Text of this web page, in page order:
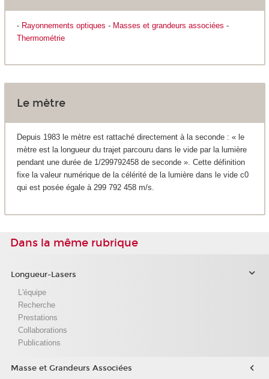
- Rayonnements optiques - Masses et grandeurs associées -
Thermométrie
Le mètre
Depuis 1983 le mètre est rattaché directement à la seconde : « le
mètre est la longueur du trajet parcouru dans le vide par la lumière
pendant une durée de 1/299792458 de seconde ». Cette définition
fixe la valeur numérique de la célérité de la lumière dans le vide c0
qui est posée égale à 299 792 458 m/s.
Dans la même rubrique
Longueur-Lasers
L'équipe
Recherche
Prestations
Collaborations
Publications
Masse et Grandeurs Associées